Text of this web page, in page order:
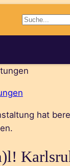
Suchen
hat